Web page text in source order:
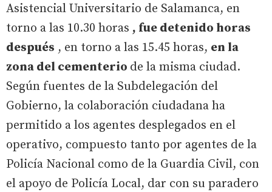
Asistencial Universitario de Salamanca, en
torno a las 10.30 horas , fue detenido horas
después , en torno a las 15.45 horas, en la
zona del cementerio de la misma ciudad.
Según fuentes de la Subdelegación del
Gobierno, la colaboración ciudadana ha
permitido a los agentes desplegados en el
operativo, compuesto tanto por agentes de la
Policía Nacional como de la Guardia Civil, con
el apoyo de Policía Local, dar con su paradero